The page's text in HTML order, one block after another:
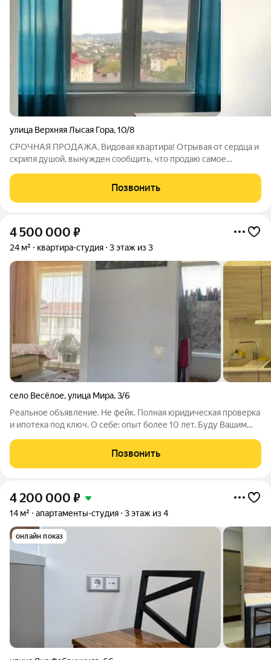
улица Верхняя Лысая Гора,10/8
СРОЧНАЯ ПРОДАЖА, Видовая квартира! Отрывая от сердца и
скрипя душой, вынужден сообщить, что продаю самое
солнечной стороной. Продажа по причине переезда в другой
город. Квартира сейчас сдается
Позвонить
4 500 000 ₽
24 м² квартира-студия 3 этаж из 3
село Весёлое,улица Мира,3/6
Реальное объявление. Не фейк. Полная юридическая проверка
и ипотека под ключ. О себе: опыт более 10 лет. Буду Вашим
многоквартирный дом. полная сумма в договоре Студия с
ремонтом,мебелью,техникой
Позвонить
4 200 000 ₽
14 м² апартаменты-студия 3 этаж из 4
онлайн показ